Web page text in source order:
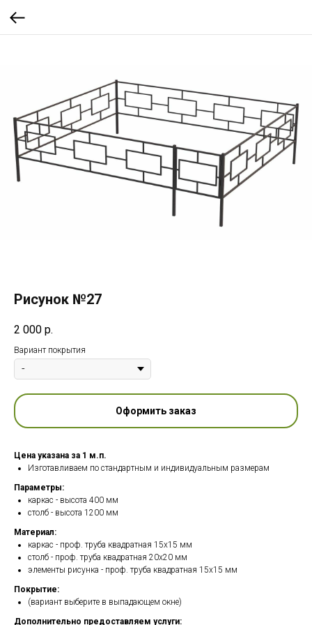
Рисунок №27
2 000 р.
Вариант покрытия
Оформить заказ
Цена указана за 1 м.п.
Изготавливаем по стандартным и индивидуальным размерам
Параметры:
каркас - высота 400 мм
столб - высота 1200 мм
Материал:
каркас - проф. труба квадратная 15х15 мм
столб - проф. труба квадратная 20х20 мм
элементы рисунка - проф. труба квадратная 15х15 мм
Покрытие:
(вариант выберите в выпадающем окне)
Дополнительно предоставляем услуги: